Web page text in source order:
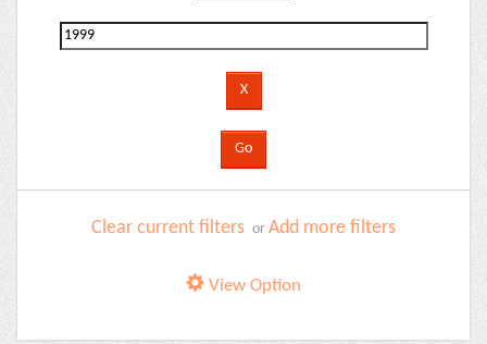
Clear current filters or Add more filters
View Option